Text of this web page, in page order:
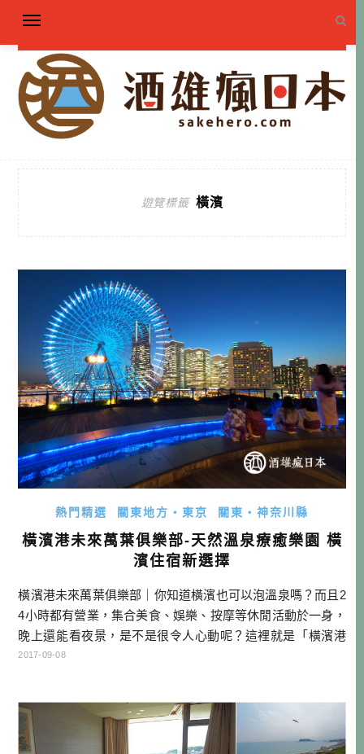
遊覽標籤 橫濱
熱門精選 關東地方・東京 關東・神奈川縣
橫濱港未來萬葉俱樂部-天然溫泉療癒樂園 橫
濱住宿新選擇
橫濱港未來萬葉俱樂部｜你知道橫濱也可以泡溫泉嗎？而且2
4小時都有營業，集合美食、娛樂、按摩等休閒活動於一身，
晚上還能看夜景，是不是很令人心動呢？這裡就是「橫濱港
未來萬葉俱樂部」！ 從みなとみらい駅下車後，徒步約五分
在地了。 「橫濱港未來萬葉俱樂部」，每天都有大型水車，
從「熱海温泉」跟「湯河原温 […]…
2017-09-08